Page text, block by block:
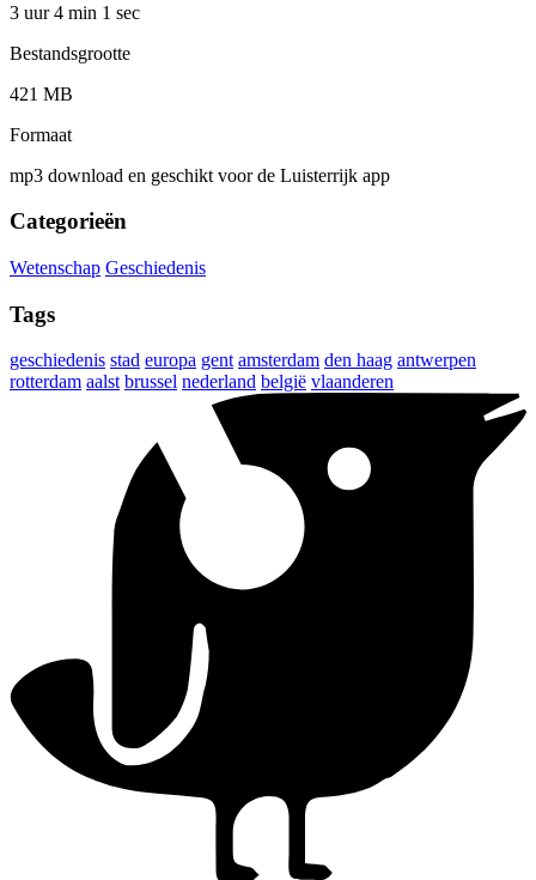
3 uur 4 min 1 sec
Bestandsgrootte
421 MB
Formaat
mp3 download en geschikt voor de Luisterrijk app
Categorieën
Wetenschap Geschiedenis
Tags
geschiedenis stad europa gent amsterdam den haag antwerpen
rotterdam aalst brussel nederland belgië vlaanderen